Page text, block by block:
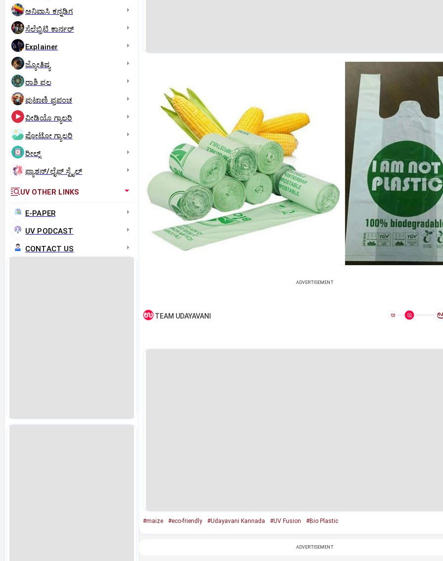
ಅನಿವಾಸಿ ಕನ್ನಡಿಗ
ಸೆಲೆಬ್ರಿಟಿ ಕಾರ್ನರ್‌
Explainer
ಜ್ಯೋತಿಷ್ಯ
ರಾಶಿ ಫಲ
ಪುಟಾಣಿ ಪ್ರಪಂಚ
ವೀಡಿಯೊ ಗ್ಯಾಲರಿ
ಫೋಟೋ ಗ್ಯಾಲರಿ
ರೀಲ್ಸ್
ಫ್ಯಾಶನ್/ಲೈಫ್‌ ಸ್ಟೈಲ್
UV OTHER LINKS
E-PAPER
UV PODCAST
CONTACT US
ADVERTISEMENT
TEAM UDAYAVANI ಅ
#maize #eco-friendly #Udayavani Kannada #UV Fusion #Bio Plastic
ADVERTISEMENT